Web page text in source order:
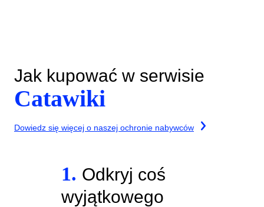
Jak kupować w serwisie
Catawiki
Dowiedz się więcej o naszej ochronie nabywców
1. Odkryj coś
wyjątkowego